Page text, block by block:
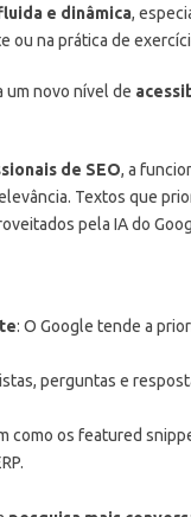
e dinâmica,
ou na prática de
um novo nível de
de SEO, a
Textos que
pela IA do
: O Google tende a
perguntas e
como os featured